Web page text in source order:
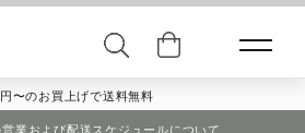
〜のお買上げで送料無料
業および配送スケジュールについて